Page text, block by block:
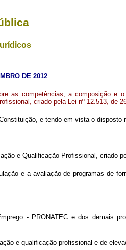
DE 2012
as competências, a composição e
criado pela Lei nº 12.513, de
e tendo em vista o disposto
e Qualificação Profissional, criado
e a avaliação de programas de
- PRONATEC e dos demais
e qualificação profissional e de